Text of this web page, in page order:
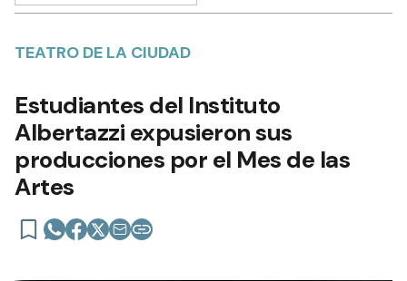
TEATRO DE LA CIUDAD
Estudiantes del Instituto
Albertazzi expusieron sus
producciones por el Mes de las
Artes